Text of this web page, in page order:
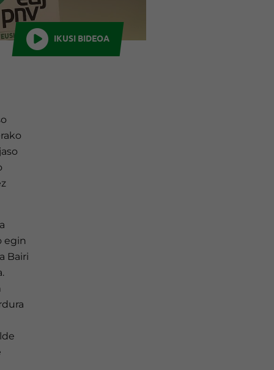
IKUSI BIDEOA
egin
Bairi